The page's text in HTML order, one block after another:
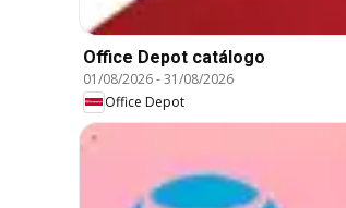
Office Depot catálogo
01/08/2026-31/08/2026
Office Depot